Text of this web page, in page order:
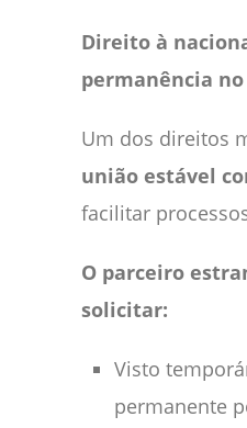
Direito à
permanência
Um dos direitos
união estável
facilitar
O parceiro
solicitar:
Visto
permanente